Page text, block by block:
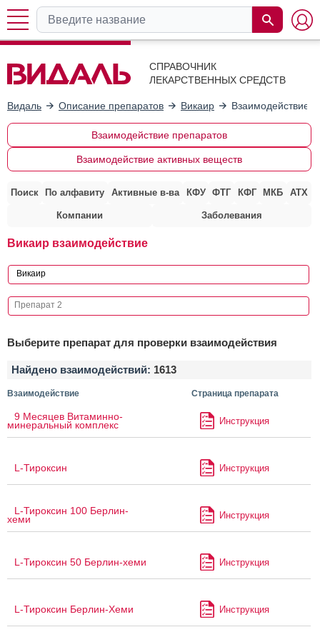
СПРАВОЧНИК
ЛЕКАРСТВЕННЫХ СРЕДСТВ
Видаль Описание препаратов Викаир Взаимодействие
Взаимодействие препаратов
Взаимодействие активных веществ
Поиск По алфавиту Активные в-ва КФУ ФТГ КФГ МКБ АТХ
Компании Заболевания
Викаир взаимодействие
Выберите препарат для проверки взаимодействия
Найдено взаимодействий: 1613
Взаимодействие Страница препарата
9 Месяцев Витаминно-
минеральный комплекс Инструкция
L-Тироксин Инструкция
L-Тироксин 100 Берлин-
хеми Инструкция
L-Тироксин 50 Берлин-хеми Инструкция
L-Тироксин Берлин-Хеми Инструкция